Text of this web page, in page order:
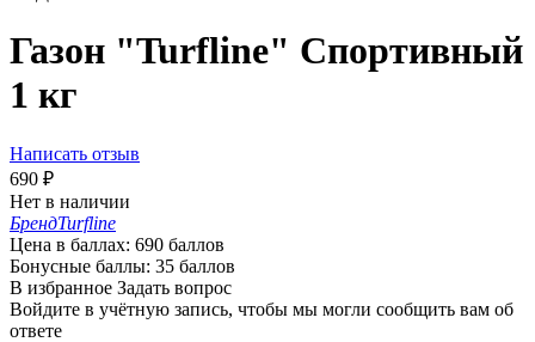
Газон "Turfline" Спортивный
1 кг
Написать отзыв
690 ₽
Нет в наличии
БрендTurfline
Цена в баллах: 690 баллов
Бонусные баллы: 35 баллов
В избранное Задать вопрос
Войдите в учётную запись, чтобы мы могли сообщить вам об
ответе